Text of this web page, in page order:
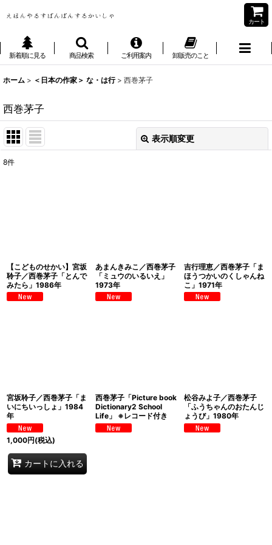
カート
新着順に見る 商品検索 ご利用案内 卸販売のこと
ホーム > ＜日本の作家＞ な・は行 > 西巻茅子
西巻茅子
表示順変更
8件
【こどものせかい】宮坂
聆子／西巻茅子「とんで
みたら」1986年
あまんきみこ／西巻茅子
「ミュウのいるいえ」
1973年
吉行理恵／西巻茅子「ま
ほうつかいのくしゃんね
こ」1971年
宮坂聆子／西巻茅子「ま
いにちいっしょ」1984
年
1,000円(税込)
カートに入れる
西巻茅子「Picture book
Dictionary2 School
Life」 ※レコード付き
松谷みよ子／西巻茅子
「ふうちゃんのおたんじ
ょうび」1980年